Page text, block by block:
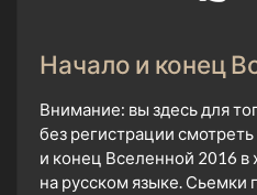
Начало и конец
Внимание: вы здесь для
без регистрации
и конец Вселенной 2016 в
на русском языке. Сьемки